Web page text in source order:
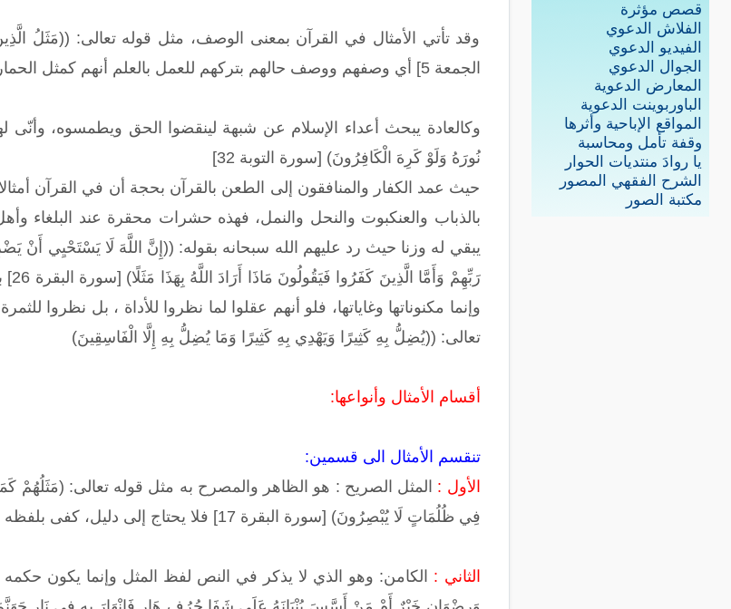
قصص مؤثرة
الفلاش الدعوي
الفيديو الدعوي
الجوال الدعوي
المعارض الدعوية
الباوربوينت الدعوية
المواقع الإباحية وأثرها
وقفة تأمل ومحاسبة
يا روادَ منتديات الحوار
الشرح الفقهي المصور
مكتبة الصور
وقد تأتي الأمثال في القرآن بمعنى الوصف، مثل قوله تعالى: ((مَثَلُ
الجمعة 5] أي وصفهم ووصف حالهم بتركهم للعمل بالعلم أنهم كمثل الحمار الذي يحمل الكتب على ظهره ولا ينتفع منها.
وكالعادة يبحث أعداء الإسلام عن شبهة لينقضوا الحق ويطمسوه، وأنّى
نُورَهُ وَلَوْ كَرِهَ الْكَافِرُونَ) [سورة التوبة 32]
حيث عمد الكفار والمنافقون إلى الطعن بالقرآن بحجة أن في القرآن
بالذباب والعنكبوت والنحل والنمل، فهذه حشرات محقرة عند البلغاء
يبقي له وزنا حيث رد عليهم الله سبحانه بقوله: ((إِنَّ اللَّهَ لَا يَسْتَحْيِي أَنْ
وإنما مكنوناتها وغاياتها، فلو أنهم عقلوا لما نظروا للأداة ، بل نظروا
تعالى: ((يُضِلُّ بِهِ كَثِيرًا وَيَهْدِي بِهِ كَثِيرًا وَمَا يُضِلُّ بِهِ إِلَّا الْفَاسِقِينَ)
أقسام الأمثال وأنواعها:
تنقسم الأمثال الى قسمين:
الأول : المثل الصريح : هو الظاهر والمصرح به مثل قوله تعالى: (مَثَلُهُمْ
فِي ظُلُمَاتٍ لَا يُبْصِرُونَ) [سورة البقرة 17] فلا يحتاج إلى دليل، كفى بلفظه الصريح دليلا.
الثاني : الكامن: وهو الذي لا يذكر في النص لفظ المثل وإنما يكون